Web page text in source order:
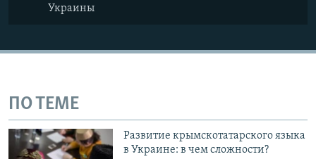
Украины
ПО ТЕМЕ
Развитие крымскотатарского языка
в Украине: в чем сложности?